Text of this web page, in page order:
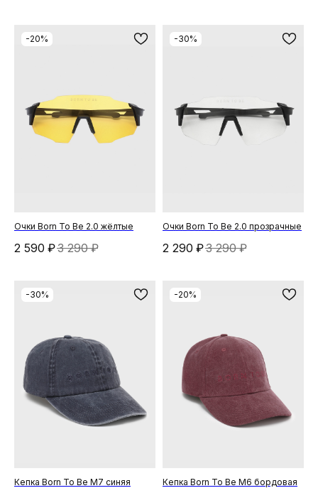
-20%
Очки Born To Be 2.0 жёлтые
2 590 ₽3 290 ₽
-30%
Очки Born To Be 2.0 прозрачные
2 290 ₽3 290 ₽
-30%
Кепка Born To Be М7 синяя
-20%
Кепка Born To Be М6 бордовая